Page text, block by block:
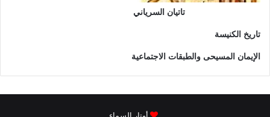
تاتيان السرياني
تاريخ الكنيسة
الإيمان المسيحى والطبقات الاجتماعية